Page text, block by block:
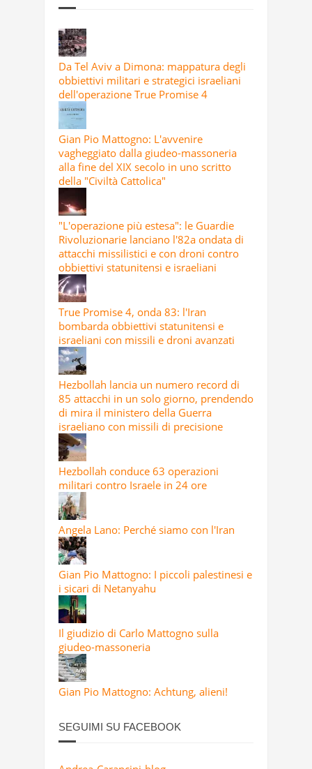
Da Tel Aviv a Dimona: mappatura degli
obbiettivi militari e strategici israeliani
dell'operazione True Promise 4
Gian Pio Mattogno: L'avvenire
vagheggiato dalla giudeo-massoneria
alla fine del XIX secolo in uno scritto
della "Civiltà Cattolica"
"L'operazione più estesa": le Guardie
Rivoluzionarie lanciano l'82a ondata di
attacchi missilistici e con droni contro
obbiettivi statunitensi e israeliani
True Promise 4, onda 83: l'Iran
bombarda obbiettivi statunitensi e
israeliani con missili e droni avanzati
Hezbollah lancia un numero record di
85 attacchi in un solo giorno, prendendo
di mira il ministero della Guerra
israeliano con missili di precisione
Hezbollah conduce 63 operazioni
militari contro Israele in 24 ore
Angela Lano: Perché siamo con l'Iran
Gian Pio Mattogno: I piccoli palestinesi e
i sicari di Netanyahu
Il giudizio di Carlo Mattogno sulla
giudeo-massoneria
Gian Pio Mattogno: Achtung, alieni!
SEGUIMI SU FACEBOOK